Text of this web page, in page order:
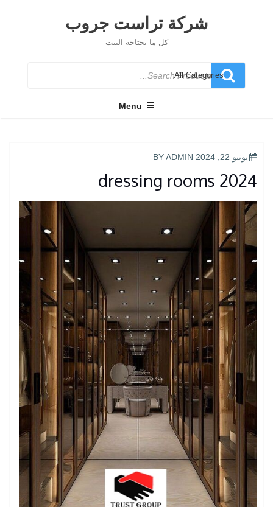
شركة تراست جروب
كل ما يحتاجه البيت
Search
for
Menu
POSTED
يونيو 22, 2024 ADMIN
dressing rooms 2024